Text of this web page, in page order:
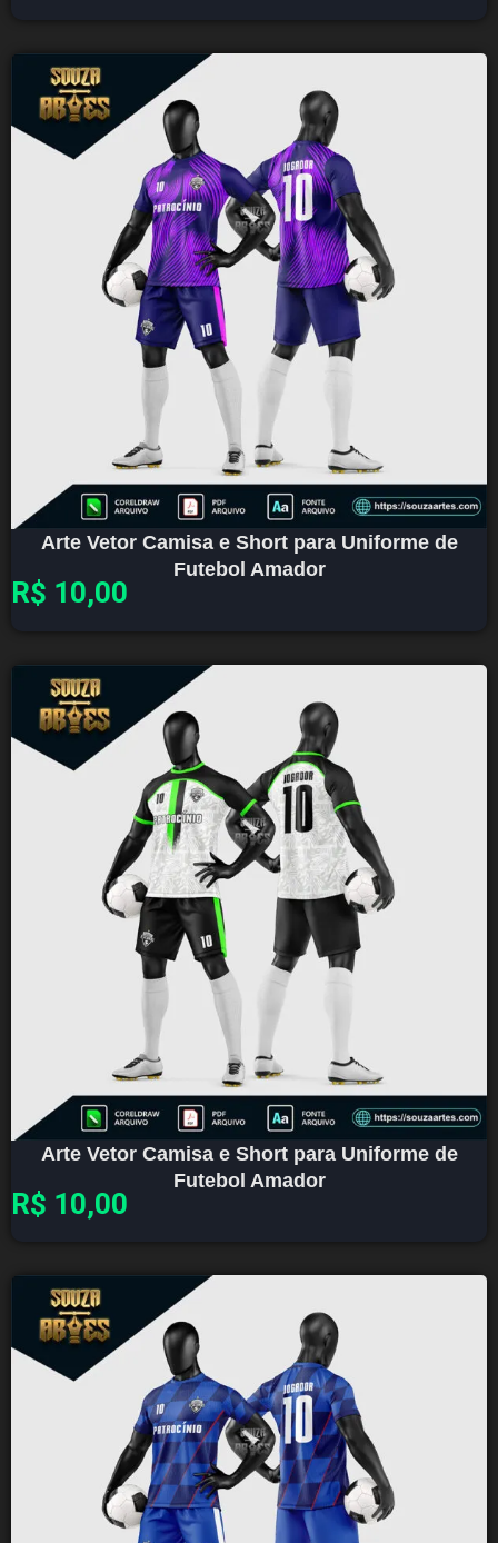
Arte Vetor Camisa e Short para Uniforme de
Futebol Amador
R$ 10,00
Arte Vetor Camisa e Short para Uniforme de
Futebol Amador
R$ 10,00